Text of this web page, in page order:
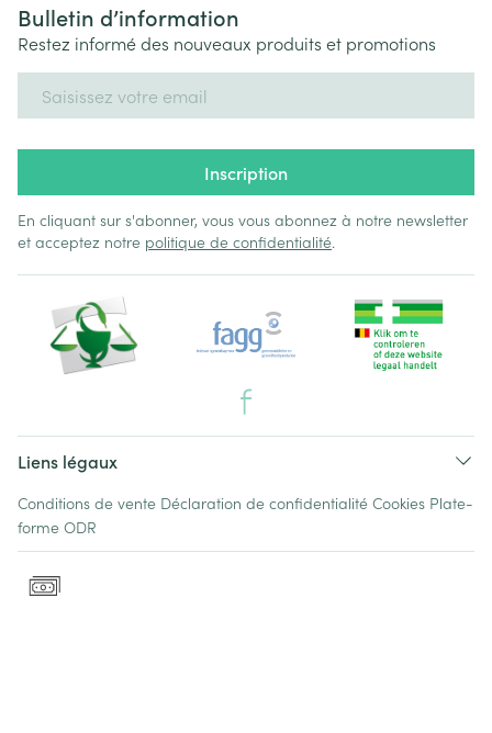
Bulletin d’information
Restez informé des nouveaux produits et promotions
Inscription
En cliquant sur s'abonner, vous vous abonnez à notre newsletter
et acceptez notre politique de confidentialité.
Liens légaux
Conditions de vente Déclaration de confidentialité Cookies Plate-
forme ODR